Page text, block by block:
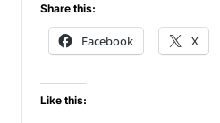
Share this:
Facebook X
Like this: